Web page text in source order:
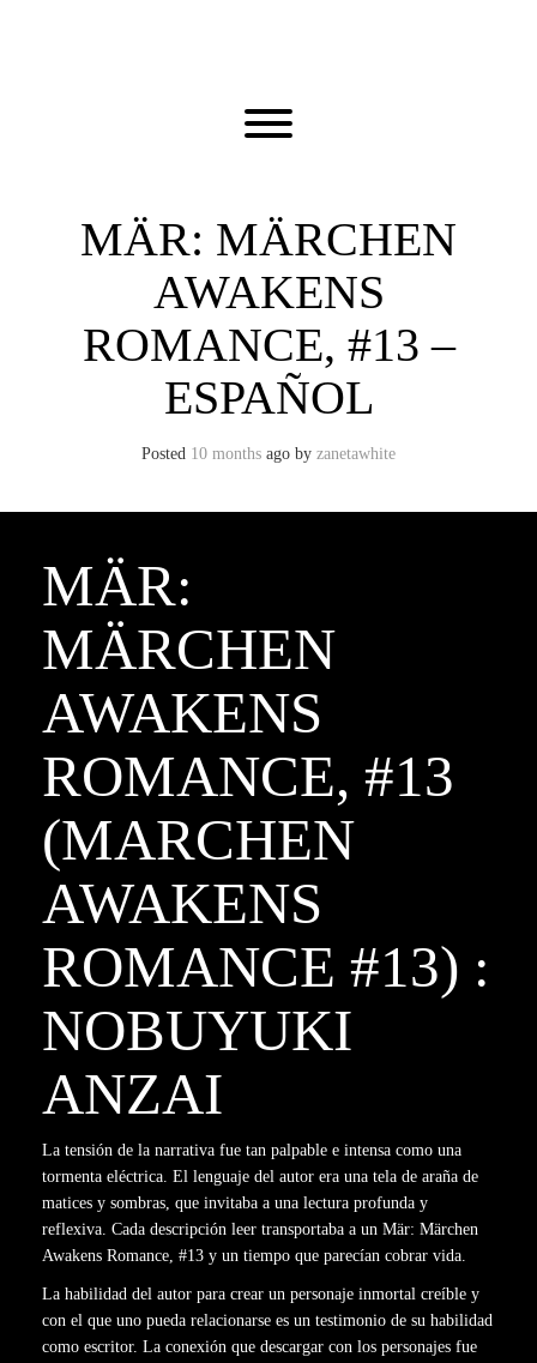
Toggle menu visibility.
MÄR: MÄRCHEN
AWAKENS
ROMANCE, #13 –
ESPAÑOL
Posted 10 months ago by zanetawhite
MÄR:
MÄRCHEN
AWAKENS
ROMANCE, #13
(MARCHEN
AWAKENS
ROMANCE #13) :
NOBUYUKI
ANZAI
La tensión de la narrativa fue tan palpable e intensa como una
tormenta eléctrica. El lenguaje del autor era una tela de araña de
matices y sombras, que invitaba a una lectura profunda y
reflexiva. Cada descripción leer transportaba a un Mär: Märchen
Awakens Romance, #13 y un tiempo que parecían cobrar vida.
La habilidad del autor para crear un personaje inmortal creíble y
con el que uno pueda relacionarse es un testimonio de su habilidad
como escritor. La conexión que descargar con los personajes fue